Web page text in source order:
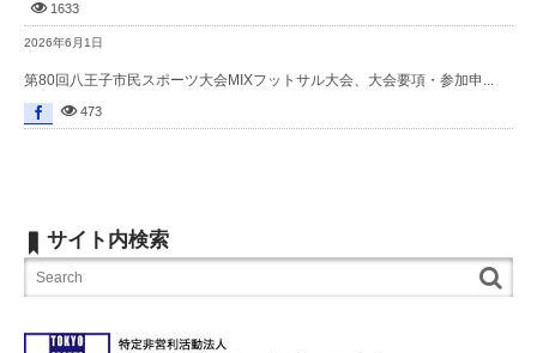
1633
2026年6月1日
第80回八王子市民スポーツ大会MIXフットサル大会、大会要項・参加申...
473
サイト内検索